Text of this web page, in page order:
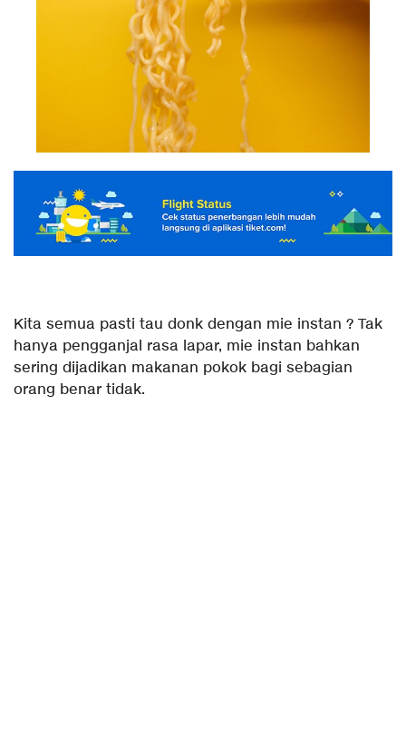
Kita semua pasti tau donk dengan mie instan ? Tak
hanya pengganjal rasa lapar, mie instan bahkan
sering dijadikan makanan pokok bagi sebagian
orang benar tidak.